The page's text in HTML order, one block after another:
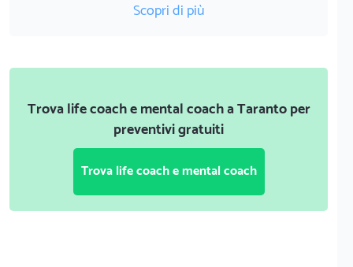
Scopri di più
Trova life coach e mental coach a Taranto per
preventivi gratuiti
Trova life coach e mental coach